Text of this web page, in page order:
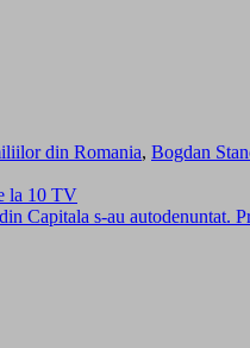
din Romania, Bogdan
la 10 TV
Capitala s-au